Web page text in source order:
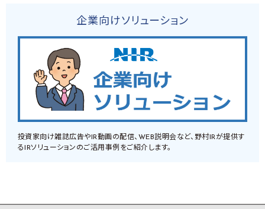
企業向けソリューション
投資家向け雑誌広告やIR動画の配信、WEB説明会など、野村IRが提供す
るIRソリューションのご活用事例をご紹介します。